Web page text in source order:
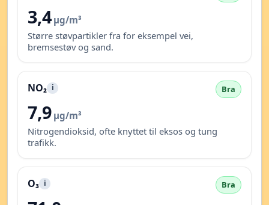
3,4 µg/m³
Større støvpartikler fra for eksempel vei,
bremsestøv og sand.
NO₂ i Bra
7,9 µg/m³
Nitrogendioksid, ofte knyttet til eksos og tung
trafikk.
O₃ i Bra